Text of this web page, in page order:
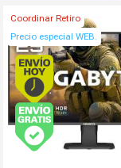
Coordinar Retiro
Precio especial WEB.
Envío
Envío